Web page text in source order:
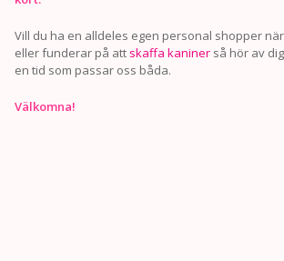
Vill du ha en alldeles egen personal shopper
eller funderar på att skaffa kaniner så hör av
en tid som passar oss båda.
Välkomna!